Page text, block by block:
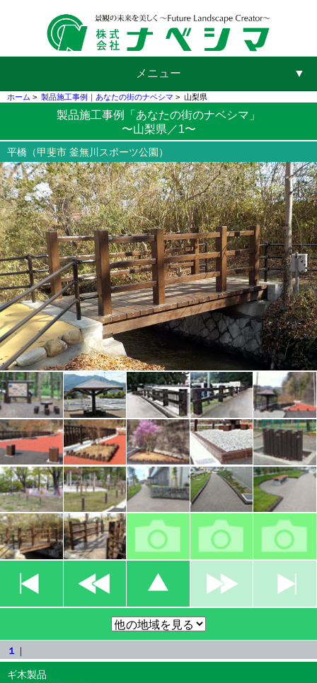
メニュー ▼
▼
▼
▼
ホーム > 製品施工事例｜あなたの街のナベシマ > 山梨県
製品施工事例「あなたの街のナベシマ」
〜山梨県／1〜
平橋 （甲斐市 釜無川スポーツ公園）
１ ｜
ギ木製品